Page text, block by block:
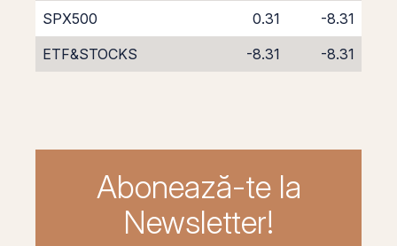
SPX500
0.31
-8.31
ETF&STOCKS
-8.31 -8.31
Abonează-te la
Newsletter!